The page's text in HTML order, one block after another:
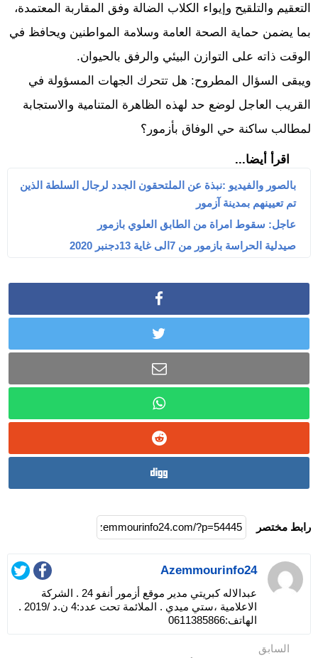
التعقيم والتلقيح وإيواء الكلاب الضالة وفق المقاربة المعتمدة،
بما يضمن حماية الصحة العامة وسلامة المواطنين ويحافظ في
الوقت ذاته على التوازن البيئي والرفق بالحيوان.
ويبقى السؤال المطروح: هل تتحرك الجهات المسؤولة في
القريب العاجل لوضع حد لهذه الظاهرة المتنامية والاستجابة
لمطالب ساكنة حي الوفاق بأزمور؟
اقرأ أيضا...
بالصور والفيديو :نبذة عن الملتحقون الجدد لرجال السلطة الذين
تم تعيينهم بمدينة آزمور
عاجل: سقوط امراة من الطابق العلوي بازمور
صيدلية الحراسة بازمور من 7الى غاية 13دجنبر 2020
رابط مختصر
Azemmourinfo24
عبدالاله كبريتي مدير موقع أزمور أنفو 24 . الشركة
الاعلامية ،ستي ميدي . الملائمة تحت عدد:4 ن.د /2019 .
الهاتف:0611385866
السابق